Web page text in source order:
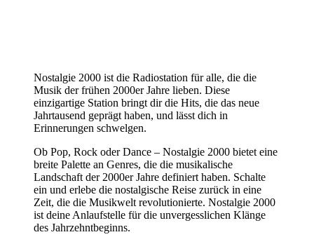
Nostalgie 2000 ist die Radiostation für alle, die die
Musik der frühen 2000er Jahre lieben. Diese
einzigartige Station bringt dir die Hits, die das neue
Jahrtausend geprägt haben, und lässt dich in
Erinnerungen schwelgen.
Ob Pop, Rock oder Dance – Nostalgie 2000 bietet eine
breite Palette an Genres, die die musikalische
Landschaft der 2000er Jahre definiert haben. Schalte
ein und erlebe die nostalgische Reise zurück in eine
Zeit, die die Musikwelt revolutionierte. Nostalgie 2000
ist deine Anlaufstelle für die unvergesslichen Klänge
des Jahrzehntbeginns.